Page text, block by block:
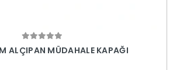
ALÇIPAN MÜDAHALE KAPAĞI